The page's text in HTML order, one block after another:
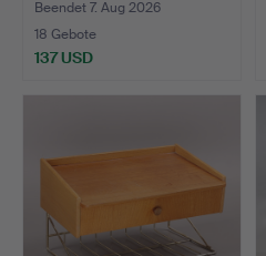
Beendet 7. Aug 2026
18 Gebote
137 USD